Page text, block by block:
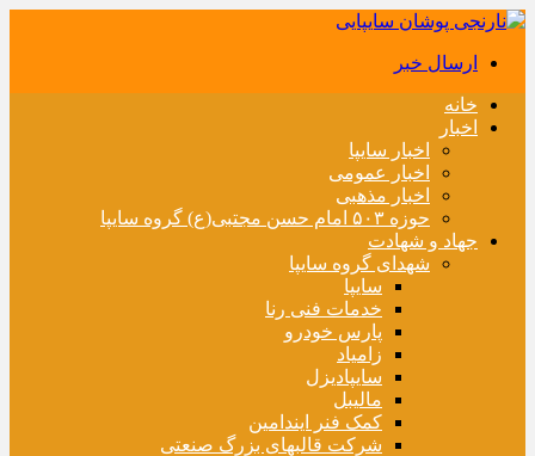
ارسال خبر
خانه
اخبار
اخبار سایپا
اخبار عمومی
اخبار مذهبی
حوزه ۵۰۳ امام حسن مجتبی(ع) گروه سایپا
جهاد و شهادت
شهدای گروه سایپا
سایپا
خدمات فنی رنا
پارس خودرو
زامیاد
سایپادیزل
مالیبل
کمک فنر ایندامین
شرکت قالبهای بزرگ صنعتی